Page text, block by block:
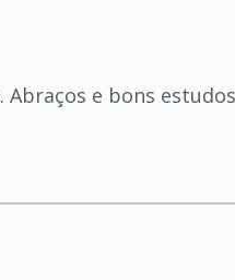
e bons